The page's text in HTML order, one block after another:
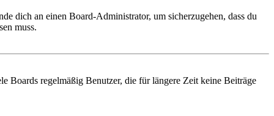
dich an einen Board-Administrator, um sicherzugehen, dass du
muss.
Boards regelmäßig Benutzer, die für längere Zeit keine Beiträge